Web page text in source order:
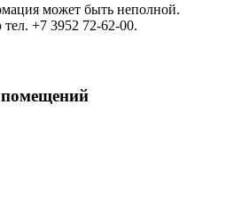
может быть неполной.
+7 3952 72-62-00.